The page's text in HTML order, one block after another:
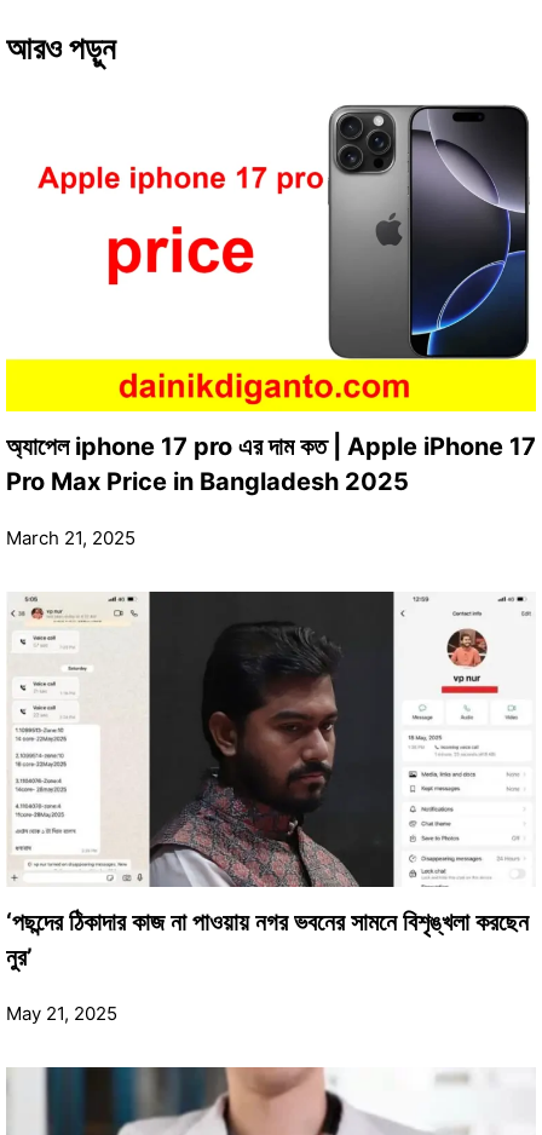
আরও পড়ুন
অ্যাপেল iphone 17 pro এর দাম কত | Apple iPhone 17
Pro Max Price in Bangladesh 2025
March 21, 2025
‘পছন্দের ঠিকাদার কাজ না পাওয়ায় নগর ভবনের সামনে বিশৃঙ্খলা করছেন
নুর’
May 21, 2025